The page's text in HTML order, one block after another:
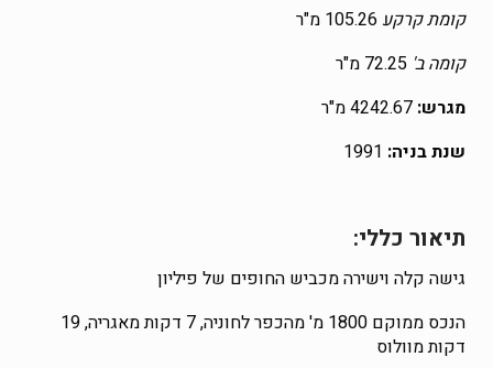
קומת קרקע
קומה ב'
מגרש:
שנת בניה: 1991
תיאור כללי:
גישה קלה וישירה מכביש החופים של פיליון
הנכס ממוקם 1800 מ' מהכפר לחוניה, 7 דקות מאגריה, 19
דקות מוולוס